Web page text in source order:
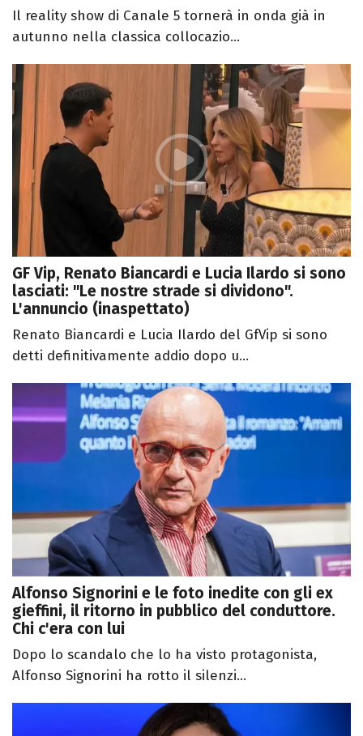
Il reality show di Canale 5 tornerà in onda già in
autunno nella classica collocazio...
GF Vip, Renato Biancardi e Lucia Ilardo si sono
lasciati: "Le nostre strade si dividono".
L'annuncio (inaspettato)
Renato Biancardi e Lucia Ilardo del GfVip si sono
detti definitivamente addio dopo u...
Alfonso Signorini e le foto inedite con gli ex
gieffini, il ritorno in pubblico del conduttore.
Chi c'era con lui
Dopo lo scandalo che lo ha visto protagonista,
Alfonso Signorini ha rotto il silenzi...